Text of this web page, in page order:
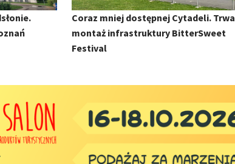
Coraz mniej dostępnej Cytadeli. Trwa
montaż infrastruktury BitterSweet
Festival